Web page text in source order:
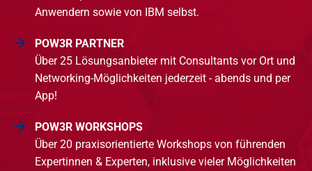
Anwendern sowie von IBM selbst.
POW3R PARTNER
Über 25 Lösungsanbieter mit Consultants vor Ort und
Networking-Möglichkeiten jederzeit - abends und per
App!
POW3R WORKSHOPS
Über 20 praxisorientierte Workshops von führenden
Expertinnen & Experten, inklusive vieler Möglichkeiten